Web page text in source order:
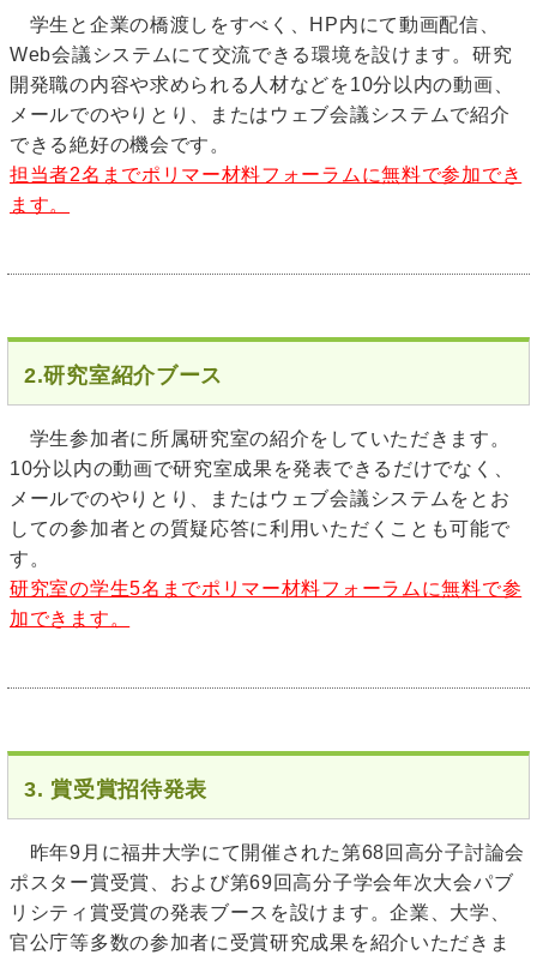
学生と企業の橋渡しをすべく、HP内にて動画配信、
Web会議システムにて交流できる環境を設けます。研究
開発職の内容や求められる人材などを10分以内の動画、
メールでのやりとり、またはウェブ会議システムで紹介
できる絶好の機会です。
担当者2名までポリマー材料フォーラムに無料で参加でき
ます。
2.研究室紹介ブース
学生参加者に所属研究室の紹介をしていただきます。
10分以内の動画で研究室成果を発表できるだけでなく、
メールでのやりとり、またはウェブ会議システムをとお
しての参加者との質疑応答に利用いただくことも可能で
す。
研究室の学生5名までポリマー材料フォーラムに無料で参
加できます。
3. 賞受賞招待発表
昨年9月に福井大学にて開催された第68回高分子討論会
ポスター賞受賞、および第69回高分子学会年次大会パブ
リシティ賞受賞の発表ブースを設けます。企業、大学、
官公庁等多数の参加者に受賞研究成果を紹介いただきま